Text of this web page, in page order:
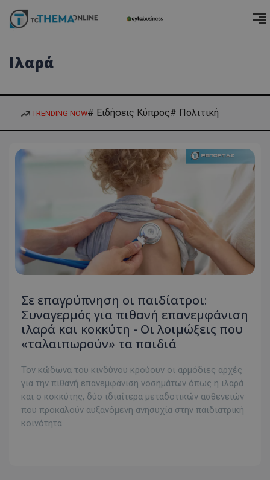
Ιλαρά
TRENDING NOW# Ειδήσεις Κύπρος# Πολιτική
Σε επαγρύπνηση οι παιδίατροι:
Συναγερμός για πιθανή επανεμφάνιση
ιλαρά και κοκκύτη - Οι λοιμώξεις που
«ταλαιπωρούν» τα παιδιά
Τον κώδωνα του κινδύνου κρούουν οι αρμόδιες αρχές
για την πιθανή επανεμφάνιση νοσημάτων όπως η ιλαρά
και ο κοκκύτης, δύο ιδιαίτερα μεταδοτικών ασθενειών
που προκαλούν αυξανόμενη ανησυχία στην παιδιατρική
κοινότητα.